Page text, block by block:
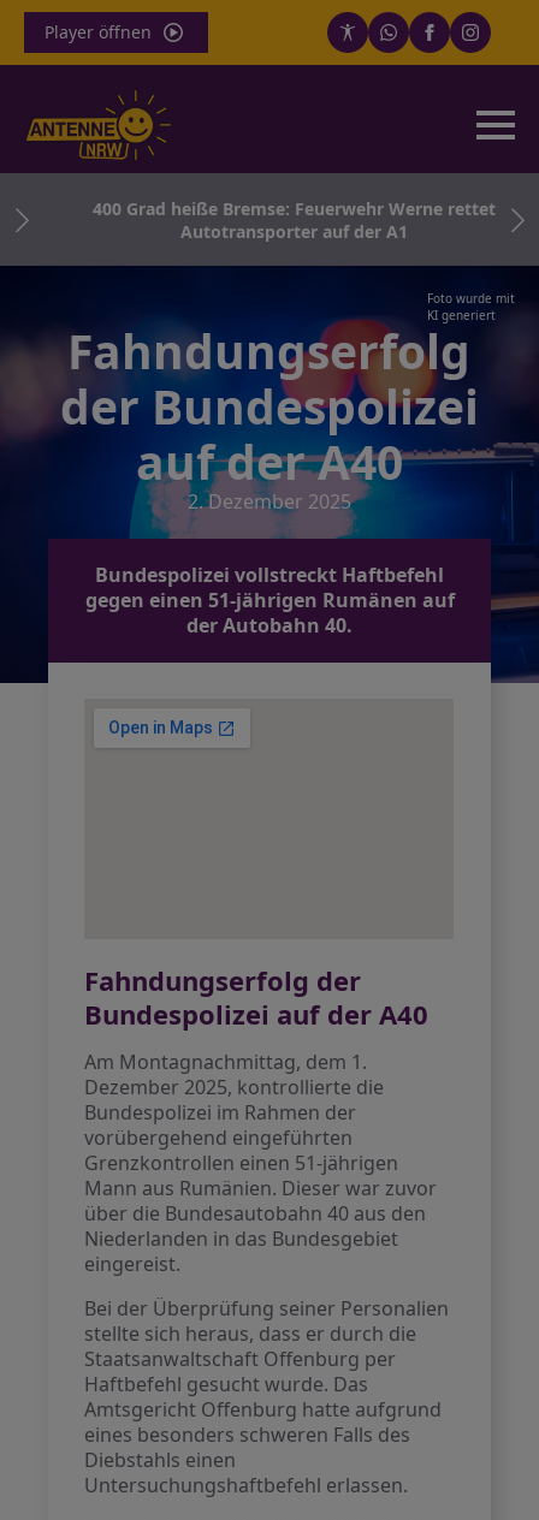
Player öffnen
–
400 Grad heiße Bremse: Feuerwehr Werne rettet
Autotransporter auf der A1
Foto wurde mit
KI generiert
Fahndungserfolg
der Bundespolizei
auf der A40
2. Dezember 2025
Bundespolizei vollstreckt Haftbefehl
gegen einen 51-jährigen Rumänen auf
der Autobahn 40.
Fahndungserfolg der
Bundespolizei auf der A40
Am Montagnachmittag, dem 1.
Dezember 2025, kontrollierte die
Bundespolizei im Rahmen der
vorübergehend eingeführten
Grenzkontrollen einen 51-jährigen
Mann aus Rumänien. Dieser war zuvor
über die Bundesautobahn 40 aus den
Niederlanden in das Bundesgebiet
eingereist.
Bei der Überprüfung seiner Personalien
stellte sich heraus, dass er durch die
Staatsanwaltschaft Offenburg per
Haftbefehl gesucht wurde. Das
Amtsgericht Offenburg hatte aufgrund
eines besonders schweren Falls des
Diebstahls einen
Untersuchungshaftbefehl erlassen.